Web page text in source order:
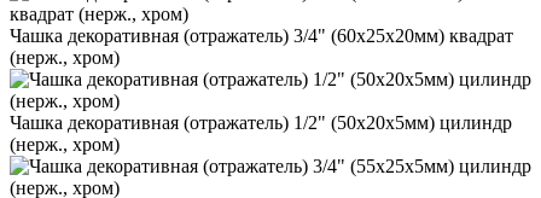
Чашка декоративная (отражатель) 3/4" (60х25х20мм) квадрат
(нерж., хром)
Чашка декоративная (отражатель) 1/2" (50х20х5мм) цилиндр
(нерж., хром)